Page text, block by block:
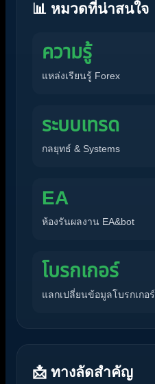
📊 หมวดที่น่าสนใจ
ความรู้
แหล่งเรียนรู้ Forex
ระบบเทรด
กลยุทธ์ & Systems
EA
ห้องรันผลงาน EA&bot
โบรกเกอร์
แลกเปลี่ยนข้อมูลโบรกเกอร์
📩 ทางลัดสำคัญ